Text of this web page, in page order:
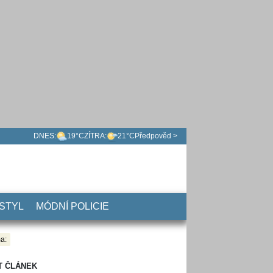
DNES: 19°CZÍTRA: 21°C Předpověd >
MÓDNÍ POLICIE
ČLÁNEK